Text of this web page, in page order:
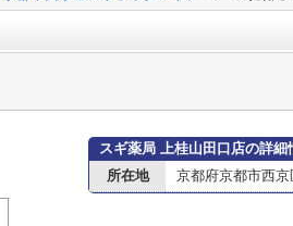
スギ薬局 上桂山田口店の詳細
所在地
京都府京都市西